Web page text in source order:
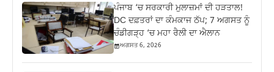
ਪੰਜਾਬ ‘ਚ ਸਰਕਾਰੀ ਮੁਲਾਜ਼ਮਾਂ ਦੀ ਹੜਤਾਲ!
DC ਦਫ਼ਤਰਾਂ ਦਾ ਕੰਮਕਾਜ ਠੱਪ; 7 ਅਗਸਤ ਨੂੰ
ਚੰਡੀਗੜ੍ਹ ‘ਚ ਮਹਾ ਰੈਲੀ ਦਾ ਐਲਾਨ
ਅਗਸਤ 6, 2026